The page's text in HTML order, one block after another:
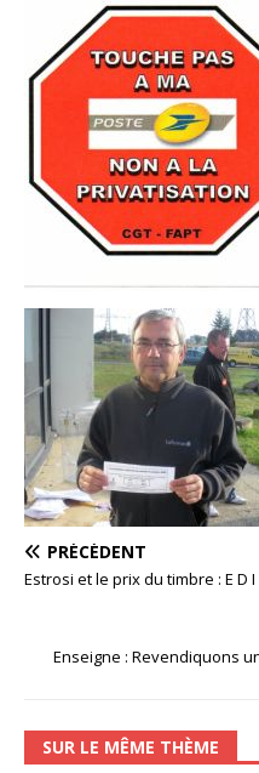
PRÉCÉDENT
Estrosi et le prix du timbre : E D I
Enseigne : Revendiquons
SUR LE MÊME THÈME